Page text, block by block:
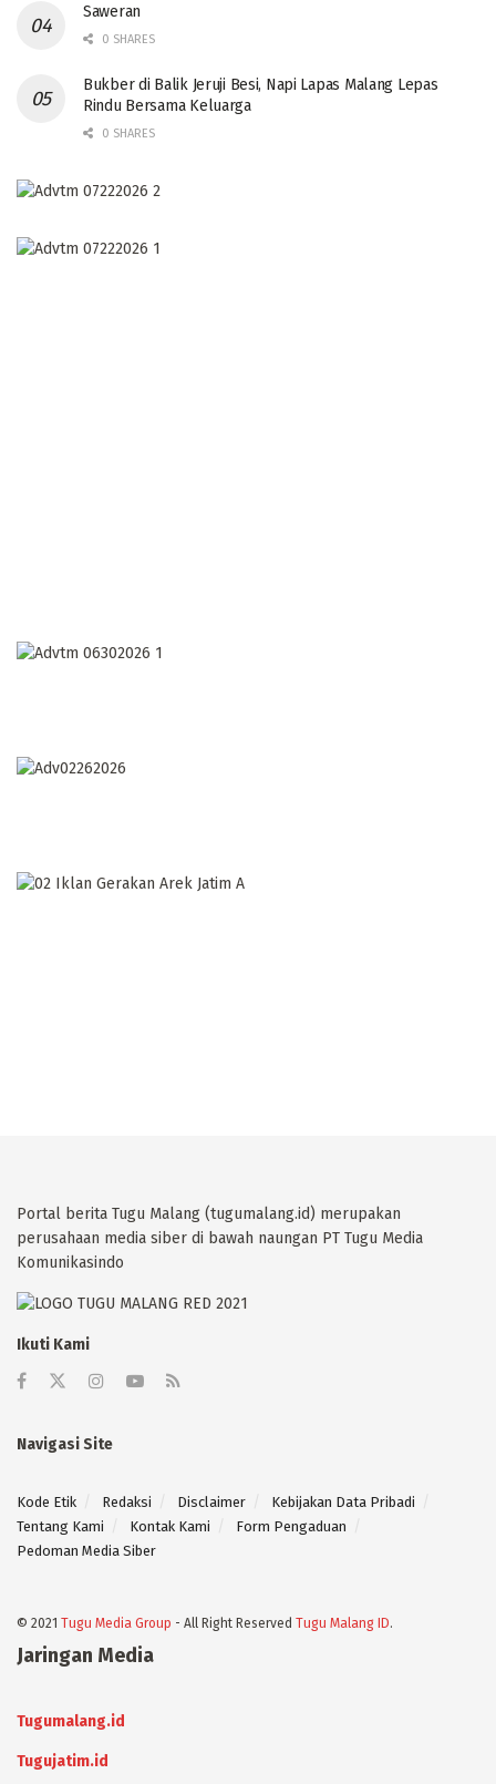
Saweran
0 SHARES
Bukber di Balik Jeruji Besi, Napi Lapas Malang Lepas
Rindu Bersama Keluarga
0 SHARES
Portal berita Tugu Malang (tugumalang.id) merupakan
perusahaan media siber di bawah naungan PT Tugu Media
Komunikasindo
Ikuti Kami
Navigasi Site
Kode Etik Redaksi Disclaimer
Kebijakan Data Pribadi
Tentang Kami
Kontak Kami
Form Pengaduan
Pedoman Media Siber
© 2021 Tugu Media Group - All Right Reserved Tugu Malang ID.
Jaringan Media
Tugumalang.id
Tugujatim.id